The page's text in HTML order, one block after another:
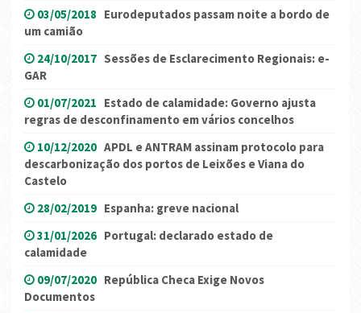
03/05/2018 Eurodeputados passam noite a bordo de
um camião
24/10/2017 Sessões de Esclarecimento Regionais: e-
GAR
01/07/2021 Estado de calamidade: Governo ajusta
regras de desconfinamento em vários concelhos
10/12/2020 APDL e ANTRAM assinam protocolo para
descarbonização dos portos de Leixões e Viana do
Castelo
28/02/2019 Espanha: greve nacional
31/01/2026 Portugal: declarado estado de
calamidade
09/07/2020 República Checa Exige Novos
Documentos